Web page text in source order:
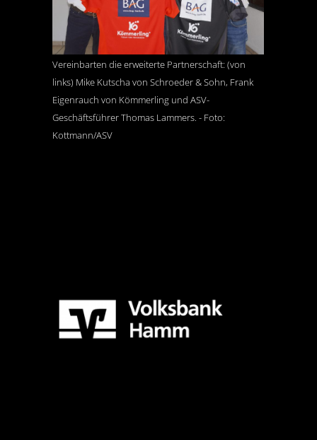
Vereinbarten die erweiterte Partnerschaft: (von
links) Mike Kutscha von Schroeder & Sohn, Frank
Eigenrauch von Kömmerling und ASV-
Geschäftsführer Thomas Lammers. - Foto:
Kottmann/ASV